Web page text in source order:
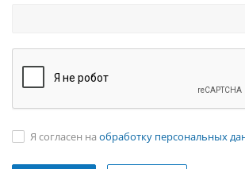
Я согласен на обработку персональных